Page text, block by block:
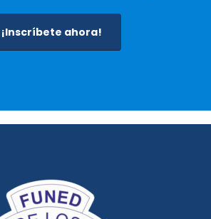
¡Inscríbete ahora!